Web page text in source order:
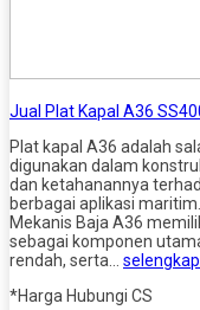
Jual Plat Kapal A36
Plat kapal A36 adalah
digunakan dalam
dan ketahanannya
berbagai aplikasi
Mekanis Baja A36
sebagai komponen
rendah, serta…
*Harga Hubungi CS